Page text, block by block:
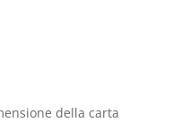
della carta